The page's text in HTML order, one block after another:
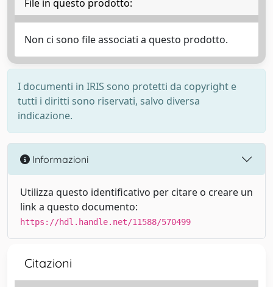
File in questo prodotto:
Non ci sono file associati a questo prodotto.
I documenti in IRIS sono protetti da copyright e
tutti i diritti sono riservati, salvo diversa
indicazione.
Informazioni
Utilizza questo identificativo per citare o creare un
link a questo documento:
https://hdl.handle.net/11588/570499
Citazioni